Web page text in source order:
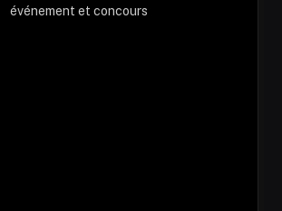
événement et concours